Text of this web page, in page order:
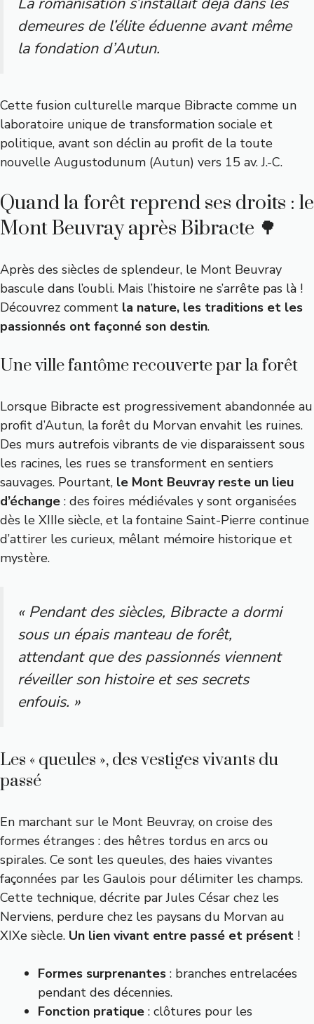
demeures de l’élite éduenne avant même
la fondation d’Autun.
Cette fusion culturelle marque Bibracte comme un
laboratoire unique de transformation sociale et
politique, avant son déclin au profit de la toute
nouvelle Augustodunum (Autun) vers 15 av. J.-C.
Quand la forêt reprend ses droits : le
Mont Beuvray après Bibracte 🌳
Après des siècles de splendeur, le Mont Beuvray
bascule dans l’oubli. Mais l’histoire ne s’arrête pas là !
Découvrez comment la nature, les traditions et les
passionnés ont façonné son destin.
Une ville fantôme recouverte par la forêt
Lorsque Bibracte est progressivement abandonnée au
profit d’Autun, la forêt du Morvan envahit les ruines.
Des murs autrefois vibrants de vie disparaissent sous
les racines, les rues se transforment en sentiers
sauvages. Pourtant, le Mont Beuvray reste un lieu
d’échange : des foires médiévales y sont organisées
dès le XIIIe siècle, et la fontaine Saint-Pierre continue
d’attirer les curieux, mêlant mémoire historique et
mystère.
« Pendant des siècles, Bibracte a dormi
sous un épais manteau de forêt,
attendant que des passionnés viennent
réveiller son histoire et ses secrets
enfouis. »
Les « queules », des vestiges vivants du
passé
En marchant sur le Mont Beuvray, on croise des
formes étranges : des hêtres tordus en arcs ou
spirales. Ce sont les queules, des haies vivantes
façonnées par les Gaulois pour délimiter les champs.
Cette technique, décrite par Jules César chez les
Nerviens, perdure chez les paysans du Morvan au
XIXe siècle. Un lien vivant entre passé et présent !
Formes surprenantes : branches entrelacées
pendant des décennies.
Fonction pratique : clôtures pour les